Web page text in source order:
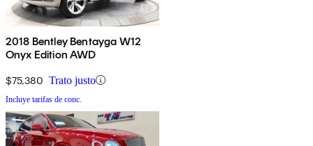
2018 Bentley Bentayga W12
Onyx Edition AWD
$75,380 Trato justo
Incluye tarifas de conc.